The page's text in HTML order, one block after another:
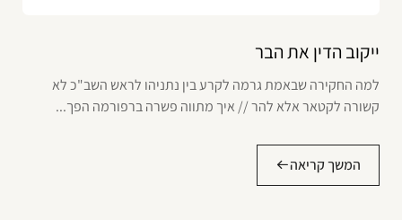
ייקוב הדין את הבר
למה החקירה שבאמת גרמה לקרע בין נתניהו לראש השב"כ לא
קשורה לקטאר אלא להר // איך מתווה פשרה ברפורמה הפך...
המשך קריאה